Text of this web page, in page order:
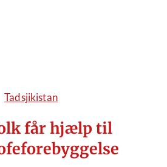
Tadsjikistan
får hjælp til